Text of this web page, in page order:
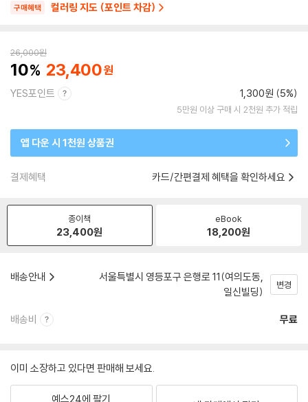
구매혜택 컬러링 지도 (포인트 차감)
26,000원
10 23,400
YES포인트 1,300원 (5%)
5만원 이상 구매 시 2천원 추가 적립
앱 다운 시 1천원 상품권
결제혜택 카드/간편결제 혜택을 확인하세요
종이책
23,400원
eBook
18,200원
배송안내
서울특별시 영등포구 은행로 11(여의도동,
일신빌딩)
변경
배송비 무료
이미 소장하고 있다면 판매해 보세요.
예스24에 팔기